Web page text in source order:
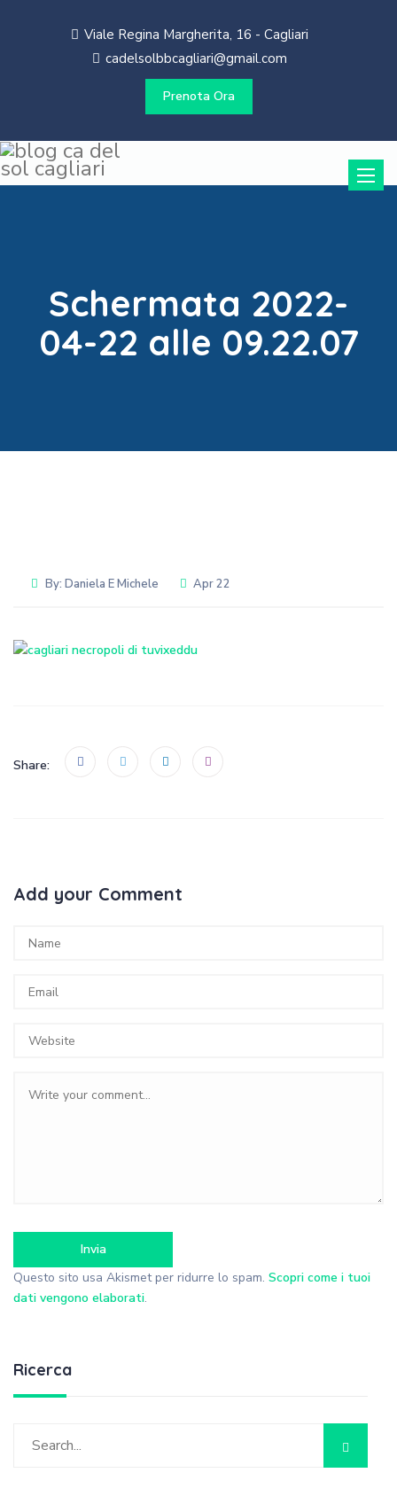
Viale Regina Margherita, 16 - Cagliari
cadelsolbbcagliari@gmail.com
Prenota Ora
Toggle
Schermata 2022-
04-22 alle 09.22.07
By: Daniela E Michele Apr 22
Share:
Add your Comment
Questo sito usa Akismet per ridurre lo spam. Scopri come i tuoi
dati vengono elaborati.
Ricerca